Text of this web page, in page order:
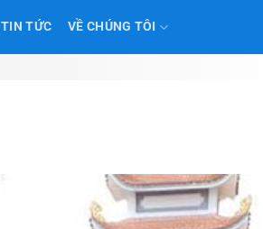
TIN TỨC VỀ CHÚNG TÔI